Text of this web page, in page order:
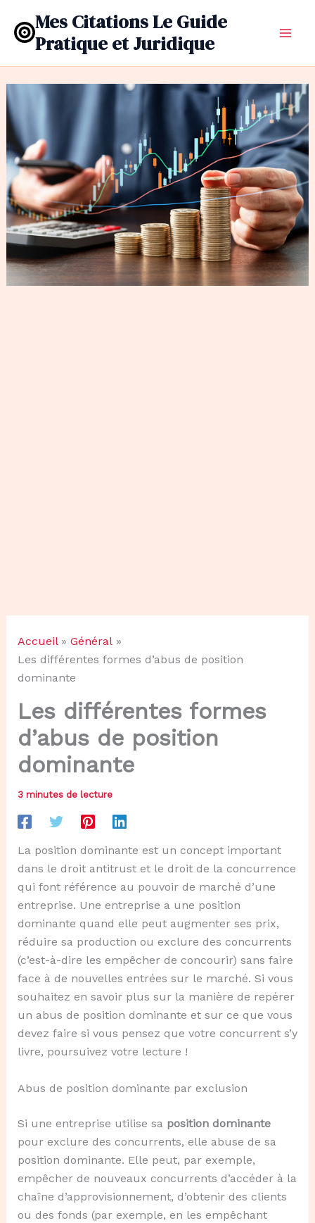
contenu
Mes Citations Le Guide
Pratique et Juridique
Accueil
Général
Les différentes formes d’abus de position
dominante
Les différentes formes
d’abus de position
dominante
3 minutes de lecture
La position dominante est un concept important
dans le droit antitrust et le droit de la concurrence
qui font référence au pouvoir de marché d’une
entreprise. Une entreprise a une position
dominante quand elle peut augmenter ses prix,
réduire sa production ou exclure des concurrents
(c’est-à-dire les empêcher de concourir) sans faire
face à de nouvelles entrées sur le marché. Si vous
souhaitez en savoir plus sur la manière de repérer
un abus de position dominante et sur ce que vous
devez faire si vous pensez que votre concurrent s’y
livre, poursuivez votre lecture !
Abus de position dominante par exclusion
Si une entreprise utilise sa position dominante
pour exclure des concurrents, elle abuse de sa
position dominante. Elle peut, par exemple,
empêcher de nouveaux concurrents d’accéder à la
chaîne d’approvisionnement, d’obtenir des clients
ou des fonds (par exemple, en les empêchant